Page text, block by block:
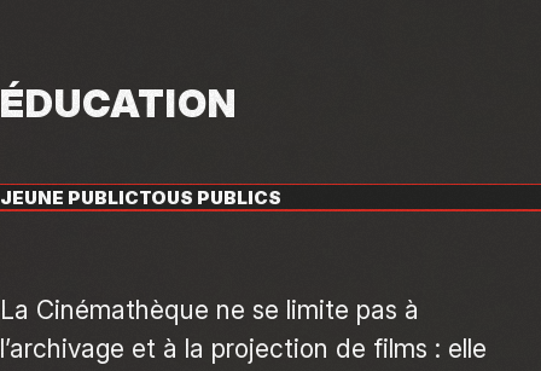
JEUNE PUBLICTOUS PUBLICS
ÉDUCATION
La Cinémathèque ne se limite pas à
l’archivage et à la projection de films : elle